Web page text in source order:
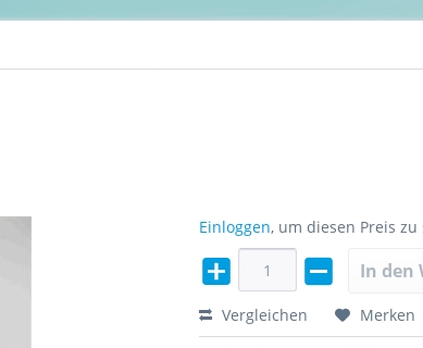
Einloggen, um diesen Preis zu
In den
Vergleichen Merken